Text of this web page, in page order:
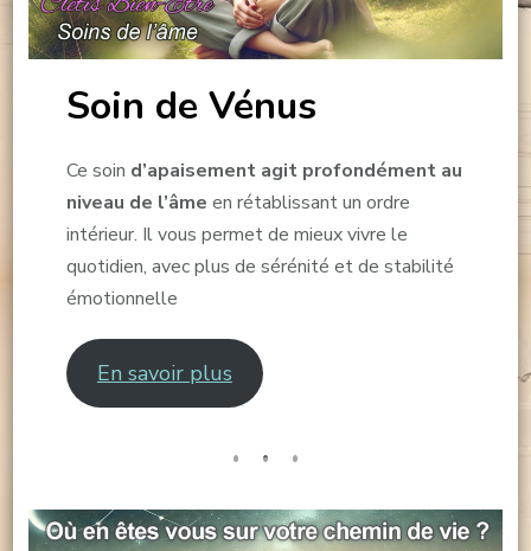
Soin de Vénus
Ce soin d’apaisement agit profondément au
niveau de l’âme en rétablissant un ordre
intérieur. Il vous permet de mieux vivre le
quotidien, avec plus de sérénité et de stabilité
émotionnelle
En savoir plus